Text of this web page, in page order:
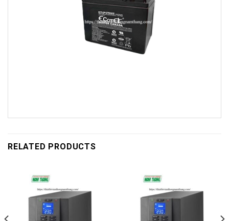
RELATED PRODUCTS